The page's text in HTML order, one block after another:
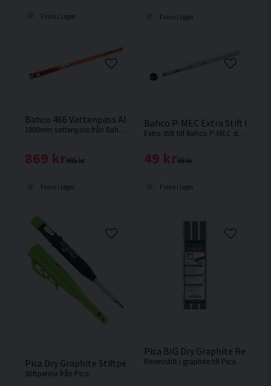
Finns i Lager Finns i lager
Bahco 466 Vattenpass Aluminium 1800mm
1800mm vattenpass från Bahco tillverkad i aluminium. Stora ändskydd i gummi som absorberar stötar.
995 kr
869 kr
Finns i lager
Bahco P-MEC Extra Stift
Extra stift till Bahco P-MEC stiftpenna.
69 kr
49 kr
Finns i lager
Pica Dry Graphite Stiftpenna
Stiftpenna från Pica.
Pica BIG Dry Graphite
Reservstift i graphite till Pica BIG Dry.